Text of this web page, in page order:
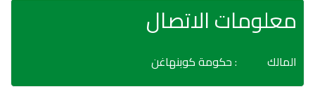
معلومات الاتصال
المالك : حكومة كوبنهاغن